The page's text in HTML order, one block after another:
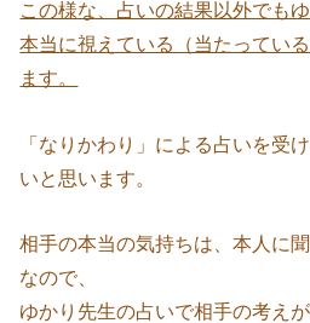
この様な、占いの結果以外でも
本当に視えている（当たってい
ます。
「なりかわり」による占いを受
いと思います。
相手の本当の気持ちは、本人に
なので、
ゆかり先生の占いで相手の考え